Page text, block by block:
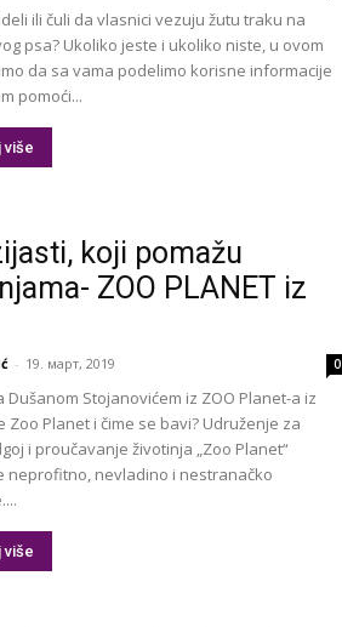
ili čuli da vlasnici vezuju žutu traku na
psa? Ukoliko jeste i ukoliko niste, u ovom
da sa vama podelimo korisne informacije
pomoći...
više
koji pomažu
ZOO PLANET iz
- 19. март, 2019 0
Dušanom Stojanovićem iz ZOO Planet-a iz
Zoo Planet i čime se bavi? Udruženje za
i proučavanje životinja „Zoo Planet“
neprofitno, nevladino i nestranačko
više